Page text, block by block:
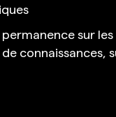
permanence sur
de connaissances,